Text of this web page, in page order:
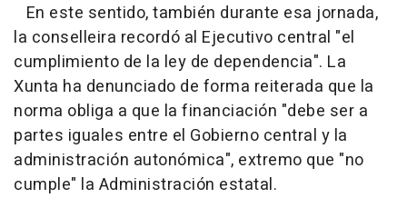
En este sentido, también durante esa jornada,
la conselleira recordó al Ejecutivo central "el
cumplimiento de la ley de dependencia". La
Xunta ha denunciado de forma reiterada que la
norma obliga a que la financiación "debe ser a
partes iguales entre el Gobierno central y la
administración autonómica", extremo que "no
cumple" la Administración estatal.